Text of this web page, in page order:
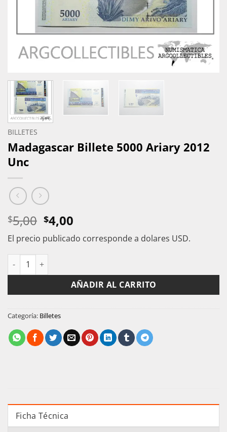
BILLETES
Madagascar Billete 5000 Ariary 2012
Unc
$5,00 El
precio
original
era:
$5,00.
$4,00
precio
actual
El precio publicado corresponde a dolares USD.
AÑADIR AL CARRITO
Categoría: Billetes
Ficha Técnica